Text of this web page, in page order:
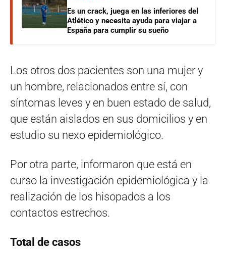
Es un crack, juega en las inferiores del
Atlético y necesita ayuda para viajar a
España para cumplir su sueño
Los otros dos pacientes son una mujer y
un hombre, relacionados entre sí, con
síntomas leves y en buen estado de salud,
que están aislados en sus domicilios y en
estudio su nexo epidemiológico.
Por otra parte, informaron que está en
curso la investigación epidemiológica y la
realización de los hisopados a los
contactos estrechos.
Total de casos